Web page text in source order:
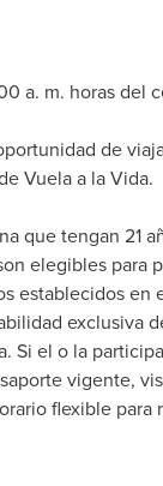
a. m. horas del
de
Vuela a la Vida.
que tengan 21
elegibles para
establecidos en
exclusiva
Si el o la
vigente,
flexible para